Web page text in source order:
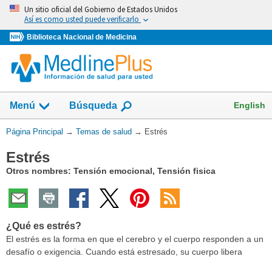
Omita
vaya
al
Contenido
Un sitio oficial del Gobierno de Estados Unidos
Así es como usted puede verificarlo
Biblioteca Nacional de Medicina
Menú
Mostrar
campo
de
Búsqueda English
Usted
aquí:
Página Principal → Temas de salud → Estrés
Estrés
Otros nombres: Tensión emocional, Tensión fisica
¿Qué es estrés?
El estrés es la forma en que el cerebro y el cuerpo responden a un
desafío o exigencia. Cuando está estresado, su cuerpo libera